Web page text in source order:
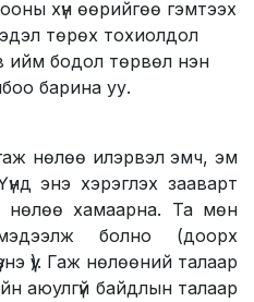
хүн өөрийгөө гэмтээх
төрөх тохиолдол
ийм бодол төрвөл нэн
барина уу.
нөлөө илэрвэл эмч, эм
энэ хэрэглэх зааварт
нөлөө хамаарна. Та мөн
болно (доорх
үү). Гаж нөлөөний талаар
аюулгүй байдлын талаар